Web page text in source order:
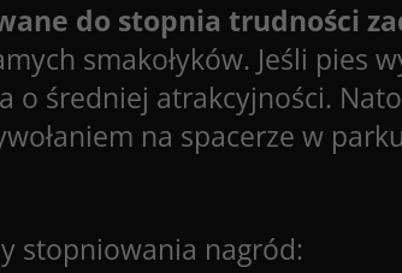
do stopnia trudności
smakołyków. Jeśli pies
o średniej atrakcyjności.
na spacerze w
stopniowania nagród: